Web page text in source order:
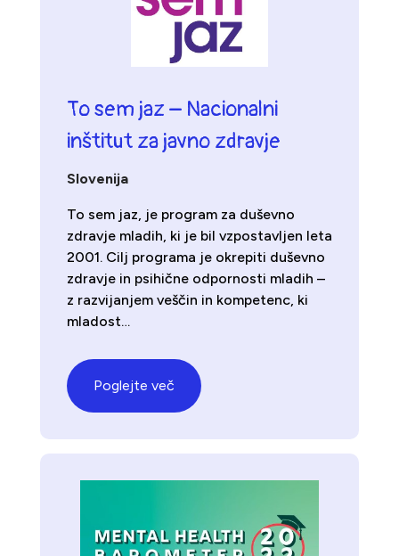
To sem jaz – Nacionalni
inštitut za javno zdravje
Slovenija
To sem jaz, je program za duševno
zdravje mladih, ki je bil vzpostavljen leta
2001. Cilj programa je okrepiti duševno
zdravje in psihične odpornosti mladih –
z razvijanjem veščin in kompetenc, ki
mladost…
Poglejte več